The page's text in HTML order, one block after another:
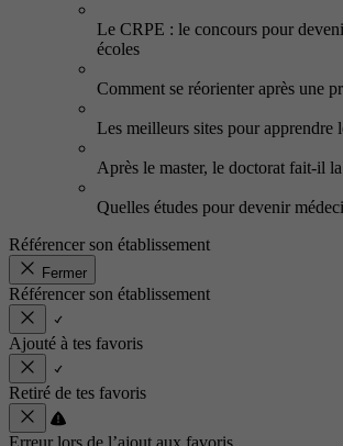
Le CRPE : le concours pour
écoles
Comment se réorienter après une
Les meilleurs sites pour apprendre
Après le master, le doctorat fait-il
Quelles études pour devenir
Référencer son établissement
Fermer
Référencer son établissement
Ajouté à tes favoris
Retiré de tes favoris
Erreur lors de l’ajout aux favoris